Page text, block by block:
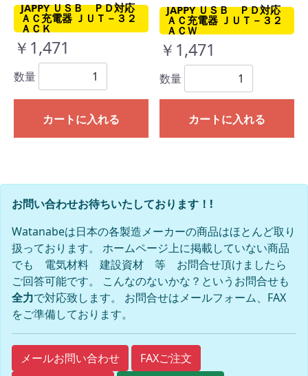
JAPPY ＵＳＢ ＰＤ対応
ＡＣ充電器 ＪＵＴ－３２
ＡＣＫ
￥1,471
数量
カートに入れる
JAPPY ＵＳＢ ＰＤ対応
ＡＣ充電器 ＪＵＴ－３２
ＡＣＷ
￥1,471
数量
カートに入れる
お問い合わせお待ちいたしております！!
Watanabeは日本の各製造メーカーの商品はほとんど取り
扱っております。 ホームページ上に掲載していない商品
でも 電気材料 建設資材 等 お問合せ頂けましたら
ご回答可能です。 こんなのないかな？というお問合せも
全力で対応致します。 お問合せはメールフォーム、FAX
をご準備しております。
メールお問い合わせ
FAXご注文